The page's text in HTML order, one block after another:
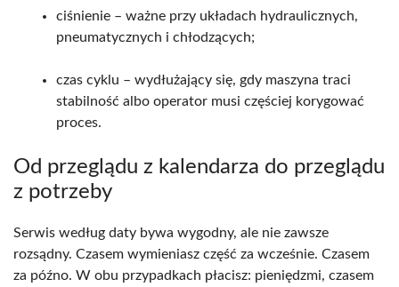
ciśnienie – ważne przy układach hydraulicznych,
pneumatycznych i chłodzących;
czas cyklu – wydłużający się, gdy maszyna traci
stabilność albo operator musi częściej korygować
proces.
Od przeglądu z kalendarza do przeglądu
z potrzeby
Serwis według daty bywa wygodny, ale nie zawsze
rozsądny. Czasem wymieniasz część za wcześnie. Czasem
za późno. W obu przypadkach płacisz: pieniędzmi, czasem